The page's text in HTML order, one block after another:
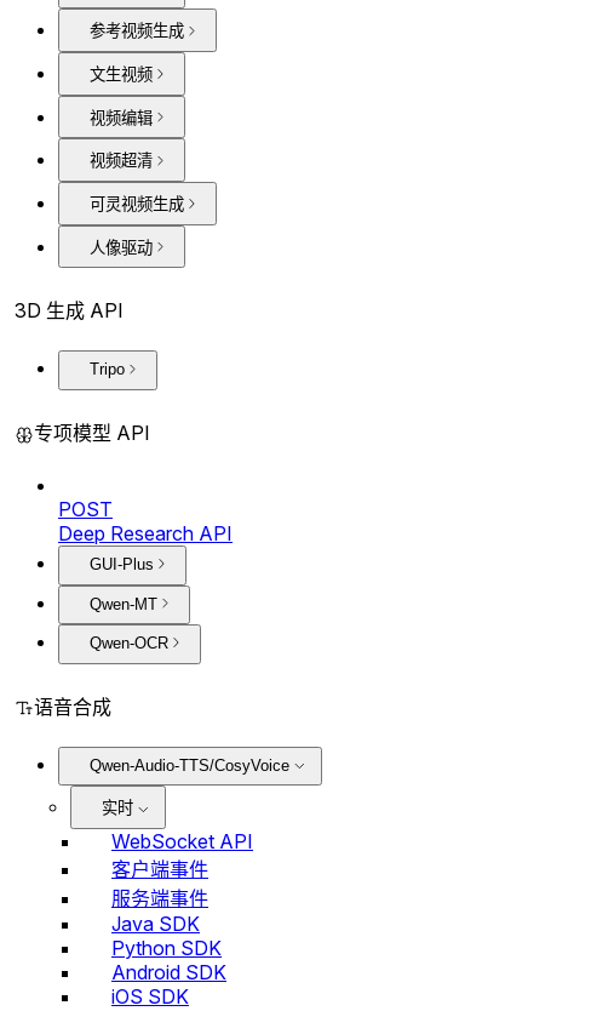
参考视频生成
文生视频
视频编辑
视频超清
可灵视频生成
人像驱动
3D 生成 API
Tripo
专项模型 API
POST
Deep Research API
GUI-Plus
Qwen-MT
Qwen-OCR
语音合成
Qwen-Audio-TTS/CosyVoice
实时
WebSocket API
客户端事件
服务端事件
Java SDK
Python SDK
Android SDK
iOS SDK